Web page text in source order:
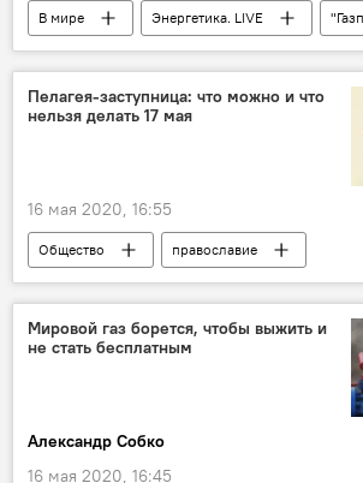
В мире Энергетика. LIVE
Россия
Польша газ
Пелагея-заступница: что можно и что
нельзя делать 17 мая
16 мая 2020, 16:55
Общество
православие
православные
приметы
народные традиции
Мировой газ борется, чтобы выжить и
не стать бесплатным
Александр Собко
16 мая 2020, 16:45